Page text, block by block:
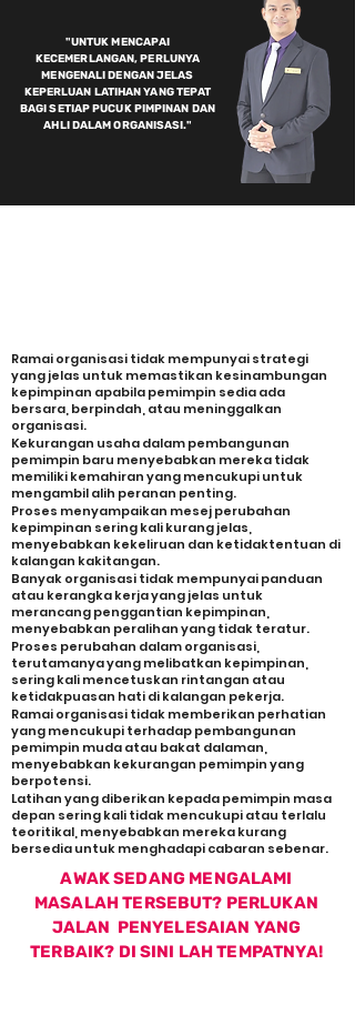
"UNTUK MENCAPAI
KECEMERLANGAN, PERLUNYA
MENGENALI DENGAN JELAS
KEPERLUAN LATIHAN YANG TEPAT
BAGI SETIAP PUCUK PIMPINAN DAN
AHLI DALAM ORGANISASI."
Ramai organisasi tidak mempunyai strategi
yang jelas untuk memastikan kesinambungan
kepimpinan apabila pemimpin sedia ada
bersara, berpindah, atau meninggalkan
organisasi.
Kekurangan usaha dalam pembangunan
pemimpin baru menyebabkan mereka tidak
memiliki kemahiran yang mencukupi untuk
mengambil alih peranan penting.
Proses menyampaikan mesej perubahan
kepimpinan sering kali kurang jelas,
menyebabkan kekeliruan dan ketidaktentuan di
kalangan kakitangan.
Banyak organisasi tidak mempunyai panduan
atau kerangka kerja yang jelas untuk
merancang penggantian kepimpinan,
menyebabkan peralihan yang tidak teratur.
Proses perubahan dalam organisasi,
terutamanya yang melibatkan kepimpinan,
sering kali mencetuskan rintangan atau
ketidakpuasan hati di kalangan pekerja.
Ramai organisasi tidak memberikan perhatian
yang mencukupi terhadap pembangunan
pemimpin muda atau bakat dalaman,
menyebabkan kekurangan pemimpin yang
berpotensi.
Latihan yang diberikan kepada pemimpin masa
depan sering kali tidak mencukupi atau terlalu
teoritikal, menyebabkan mereka kurang
bersedia untuk menghadapi cabaran sebenar.
AWAK SEDANG MENGALAMI
MASALAH TERSEBUT? PERLUKAN
JALAN PENYELESAIAN YANG
TERBAIK? DI SINI LAH TEMPATNYA!